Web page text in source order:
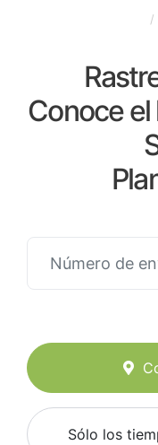
Conoce el
Sólo los